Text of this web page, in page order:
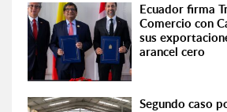
Ecuador firma
Comercio con
sus
arancel cero
Segundo caso